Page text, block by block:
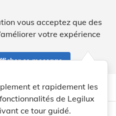
vous acceptez que des
votre expérience
ce message
account_circle help Aide
et rapidement les
de Legilux
ce tour guidé.
light_mode dark_mode